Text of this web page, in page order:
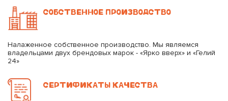
СОБСТВЕННОЕ ПРОИЗВОДСТВО
Налаженное собственное производство. Мы являемся
владельцами двух брендовых марок - «Ярко вверх» и «Гелий
24»
СЕРТИФИКАТЫ КАЧЕСТВА